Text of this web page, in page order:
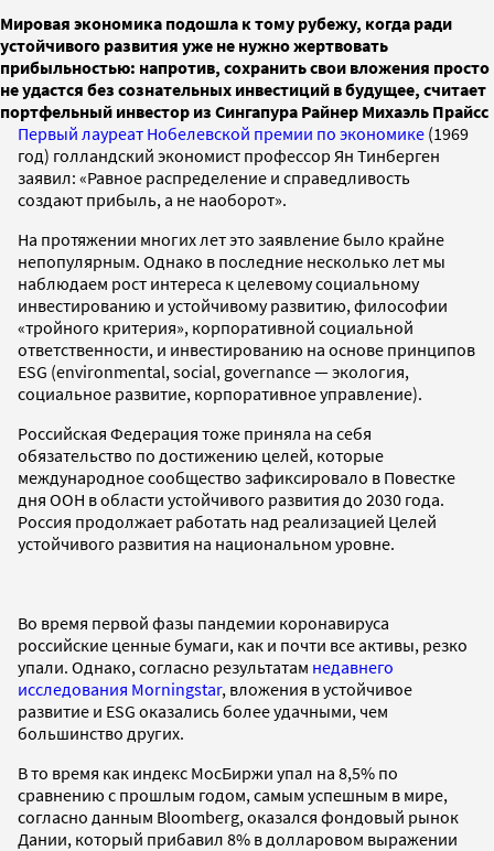
Мировая экономика подошла к тому рубежу, когда ради
устойчивого развития уже не нужно жертвовать
прибыльностью: напротив, сохранить свои вложения просто
не удастся без сознательных инвестиций в будущее, считает
портфельный инвестор из Сингапура Райнер Михаэль Прайсс
Первый лауреат Нобелевской премии по экономике (1969
год) голландский экономист профессор Ян Тинберген
заявил: «Равное распределение и справедливость
создают прибыль, а не наоборот».
На протяжении многих лет это заявление было крайне
непопулярным. Однако в последние несколько лет мы
наблюдаем рост интереса к целевому социальному
инвестированию и устойчивому развитию, философии
«тройного критерия», корпоративной социальной
ответственности, и инвестированию на основе принципов
ESG (environmental, social, governance — экология,
социальное развитие, корпоративное управление).
Российская Федерация тоже приняла на себя
обязательство по достижению целей, которые
международное сообщество зафиксировало в Повестке
дня ООН в области устойчивого развития до 2030 года.
Россия продолжает работать над реализацией Целей
устойчивого развития на национальном уровне.
Во время первой фазы пандемии коронавируса
российские ценные бумаги, как и почти все активы, резко
упали. Однако, согласно результатам недавнего
исследования Morningstar, вложения в устойчивое
развитие и ESG оказались более удачными, чем
большинство других.
В то время как индекс МосБиржи упал на 8,5% по
сравнению с прошлым годом, самым успешным в мире,
согласно данным Bloomberg, оказался фондовый рынок
Дании, который прибавил 8% в долларовом выражении